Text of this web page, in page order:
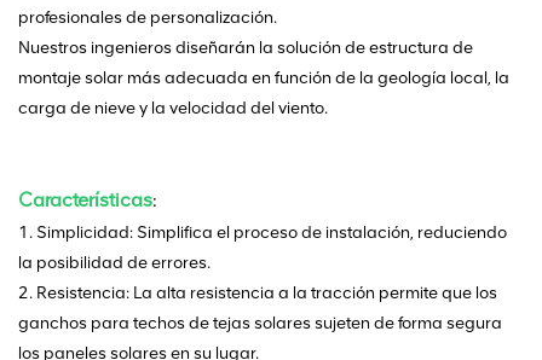
profesionales de personalización.
Nuestros ingenieros diseñarán la solución de estructura de
montaje solar más adecuada en función de la geología local, la
carga de nieve y la velocidad del viento.
Características:
1. Simplicidad: Simplifica el proceso de instalación, reduciendo
la posibilidad de errores.
2. Resistencia: La alta resistencia a la tracción permite que los
ganchos para techos de tejas solares sujeten de forma segura
los paneles solares en su lugar.